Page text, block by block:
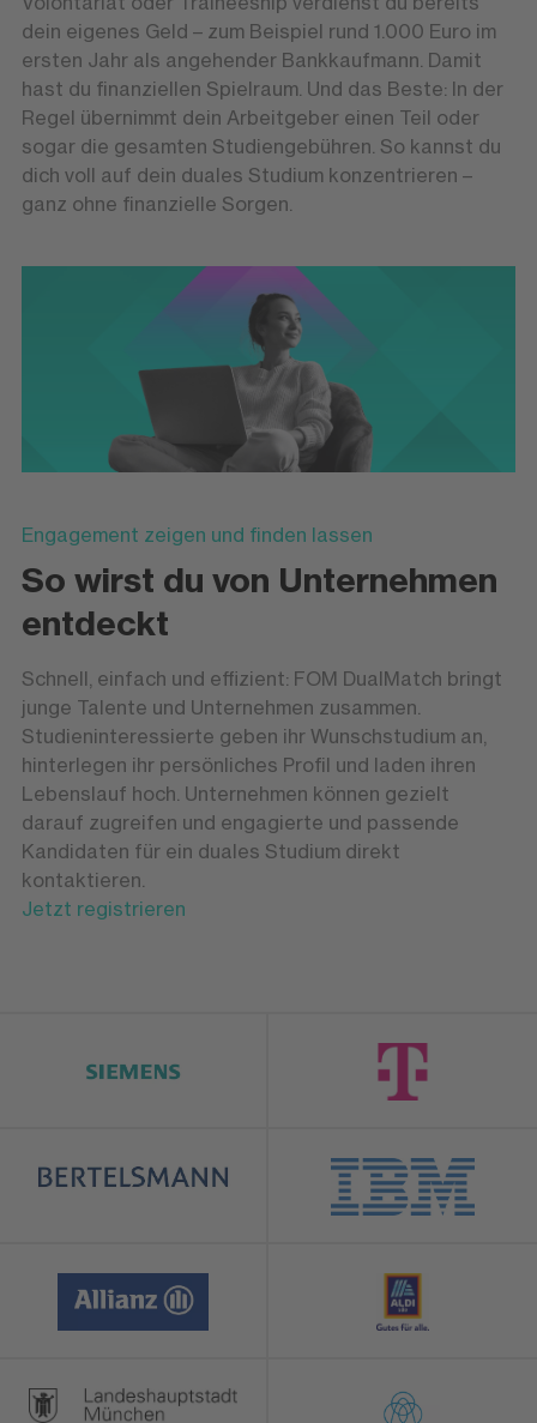
dein eigenes Geld – zum Beispiel rund 1.000 Euro im
ersten Jahr als angehender Bankkaufmann. Damit
hast du finanziellen Spielraum. Und das Beste: In der
Regel übernimmt dein Arbeitgeber einen Teil oder
sogar die gesamten Studiengebühren. So kannst du
dich voll auf dein duales Studium konzentrieren –
ganz ohne finanzielle Sorgen.
Engagement zeigen und finden lassen
So wirst du von Unternehmen
entdeckt
Schnell, einfach und effizient: FOM DualMatch bringt
junge Talente und Unternehmen zusammen.
Studieninteressierte geben ihr Wunschstudium an,
hinterlegen ihr persönliches Profil und laden ihren
Lebenslauf hoch. Unternehmen können gezielt
darauf zugreifen und engagierte und passende
Kandidaten für ein duales Studium direkt
kontaktieren.
Jetzt registrieren